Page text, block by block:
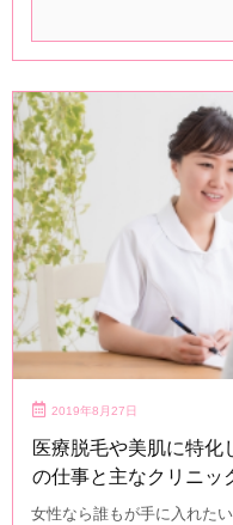
2019年8月27日
医療脱毛や美肌に特化
の仕事と主なクリニッ
女性なら誰もが手に入れた